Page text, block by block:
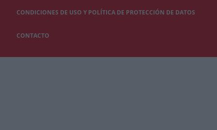
CONDICIONES DE USO Y POLÍTICA DE PROTECCIÓN DE DATOS
CONTACTO